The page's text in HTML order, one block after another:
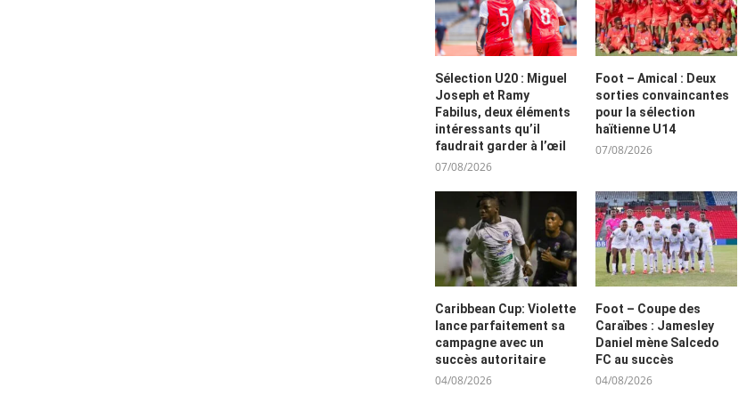
Sélection U20 : Miguel
Joseph et Ramy
Fabilus, deux éléments
intéressants qu’il
faudrait garder à l’œil
07/08/2026
Foot – Amical : Deux
sorties convaincantes
pour la sélection
haïtienne U14
07/08/2026
Caribbean Cup: Violette
lance parfaitement sa
campagne avec un
succès autoritaire
04/08/2026
Foot – Coupe des
Caraïbes : Jamesley
Daniel mène Salcedo
FC au succès
04/08/2026